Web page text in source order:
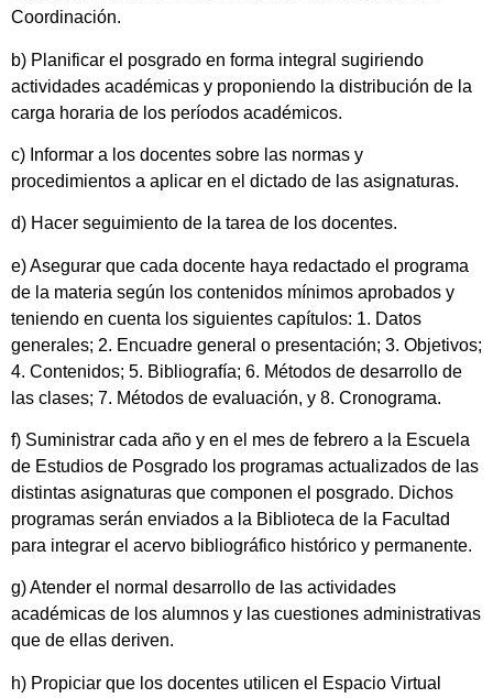
Coordinación.
b) Planificar el posgrado en forma integral sugiriendo
actividades académicas y proponiendo la distribución de la
carga horaria de los períodos académicos.
c) Informar a los docentes sobre las normas y
procedimientos a aplicar en el dictado de las asignaturas.
d) Hacer seguimiento de la tarea de los docentes.
e) Asegurar que cada docente haya redactado el programa
de la materia según los contenidos mínimos aprobados y
teniendo en cuenta los siguientes capítulos: 1. Datos
generales; 2. Encuadre general o presentación; 3. Objetivos;
4. Contenidos; 5. Bibliografía; 6. Métodos de desarrollo de
las clases; 7. Métodos de evaluación, y 8. Cronograma.
f) Suministrar cada año y en el mes de febrero a la Escuela
de Estudios de Posgrado los programas actualizados de las
distintas asignaturas que componen el posgrado. Dichos
programas serán enviados a la Biblioteca de la Facultad
para integrar el acervo bibliográfico histórico y permanente.
g) Atender el normal desarrollo de las actividades
académicas de los alumnos y las cuestiones administrativas
que de ellas deriven.
h) Propiciar que los docentes utilicen el Espacio Virtual